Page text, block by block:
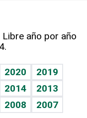
año por año
2020
2019
2014
2013
2008
2007